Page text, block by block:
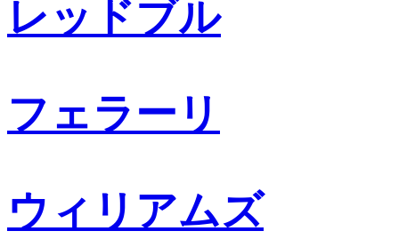
レッドブル
フェラーリ
ウィリアムズ